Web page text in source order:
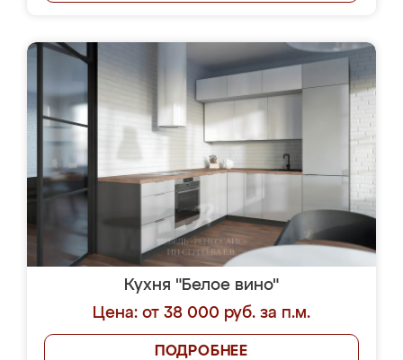
Кухня "Белое вино"
Цена: от 38 000 руб. за п.м.
ПОДРОБНЕЕ